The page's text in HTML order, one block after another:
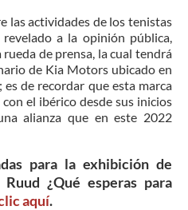
las actividades de los tenistas
a la opinión pública,
de prensa, la cual tendrá
de Kia Motors ubicado en
de recordar que esta marca
el ibérico desde sus inicios
alianza que en este 2022
para la exhibición de
¿Qué esperas para
aquí.